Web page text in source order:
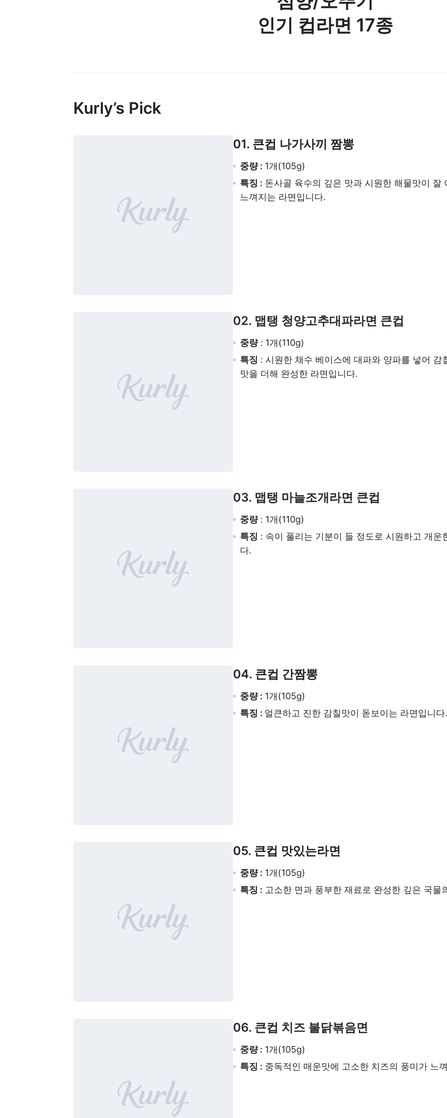
인기 컵라면 17종
Kurly’s Pick
01. 큰컵 나가사끼 짬뽕
중량 : 1개(105g)
특징 : 돈사골 육수의 깊은 맛과 시원한 해물맛이 잘
느껴지는 라면입니다.
02. 맵탱 청양고추대파라면 큰컵
중량: 1개(110g)
특징 : 시원한 채수 베이스에 대파와 양파를 넣어 감
맛을 더해 완성한 라면입니다.
03. 맵탱 마늘조개라면 큰컵
중량: 1개(110g)
특징 : 속이 풀리는 기분이 들 정도로 시원하고 개운
다.
04. 큰컵 간짬뽕
중량 : 1개(105g)
특징 : 얼큰하고 진한 감칠맛이 돋보이는 라면입니다.
05. 큰컵 맛있는라면
중량 : 1개(105g)
특징 : 고소한 면과 풍부한 재료로 완성한 깊은 국물
06. 큰컵 치즈 불닭볶음면
중량 : 1개(105g)
특징 : 중독적인 매운맛에 고소한 치즈의 풍미가 느